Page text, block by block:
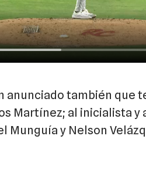
anunciado también que
Martínez; al inicialista y
Munguía y Nelson